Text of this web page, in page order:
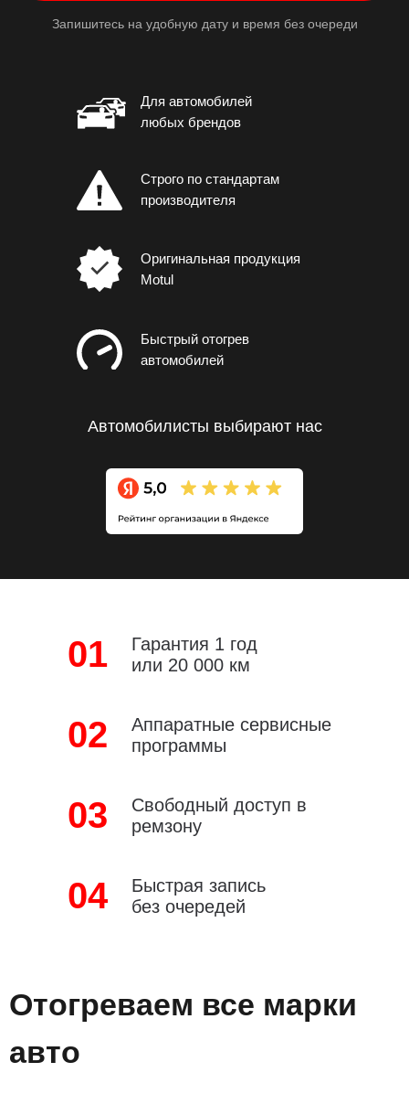
Оригинальная продукция
Motul
Быстрый отогрев
автомобилей
Для автомобилей
любых брендов
Строго по стандартам
производителя
Запишитесь на удобную дату и время без очереди
Автомобилисты выбирают нас
Гарантия 1 год
или 20 000 км
Аппаратные сервисные
программы
Свободный доступ в
ремзону
Быстрая запись
без очередей
01
02
03
04
Отогреваем все марки
авто